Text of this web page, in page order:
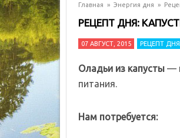
Главная » Энергия дня »
РЕЦЕПТ ДНЯ:
07 АВГУСТ, 2015 РЕЦЕПТ ДНЯ
Оладьи из капусты —
питания.
Нам потребуется: